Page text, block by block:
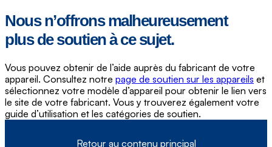
Nous n’offrons malheureusement
plus de soutien à ce sujet.
Vous pouvez obtenir de l’aide auprès du fabricant de votre
appareil. Consultez notre page de soutien sur les appareils et
sélectionnez votre modèle d’appareil pour obtenir le lien vers
le site de votre fabricant. Vous y trouverez également votre
guide d’utilisation et les catégories de soutien.
Retour au contenu principal